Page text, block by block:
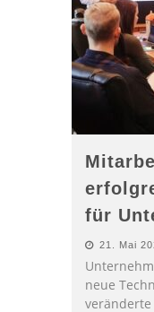
für
21. Mai
neue